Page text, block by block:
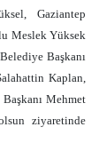
Gaziantep
Meslek Yüksek
Başkanı
Kaplan,
Mehmet
ziyaretinde